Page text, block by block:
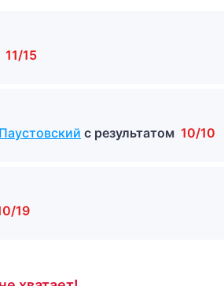
11/15
с результатом 10/10
19